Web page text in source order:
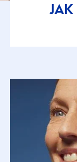
JAK